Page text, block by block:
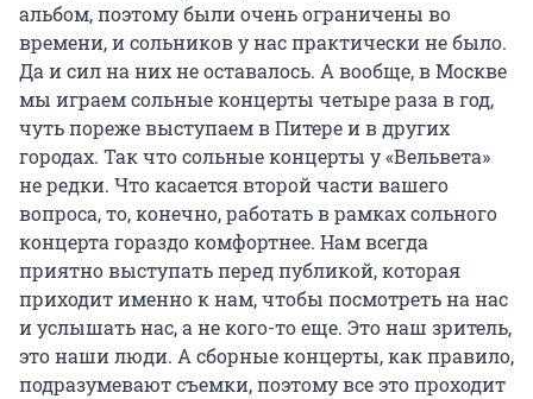
альбом, поэтому были очень ограничены во
времени, и сольников у нас практически не было.
Да и сил на них не оставалось. А вообще, в Москве
мы играем сольные концерты четыре раза в год,
чуть пореже выступаем в Питере и в других
городах. Так что сольные концерты у «Вельвета»
не редки. Что касается второй части вашего
вопроса, то, конечно, работать в рамках сольного
концерта гораздо комфортнее. Нам всегда
приятно выступать перед публикой, которая
приходит именно к нам, чтобы посмотреть на нас
и услышать нас, а не кого-то еще. Это наш зритель,
это наши люди. А сборные концерты, как правило,
подразумевают съемки, поэтому все это проходит